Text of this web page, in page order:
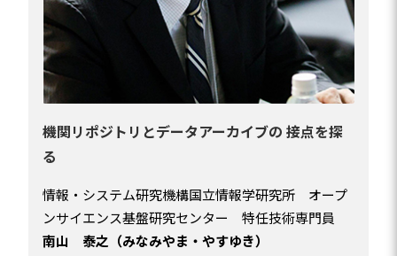
機関リポジトリとデータアーカイブの 接点を探
る
情報・システム研究機構国立情報学研究所 オープ
ンサイエンス基盤研究センター 特任技術専門員
南山 泰之（みなみやま・やすゆき）